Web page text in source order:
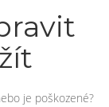
je poškozené?